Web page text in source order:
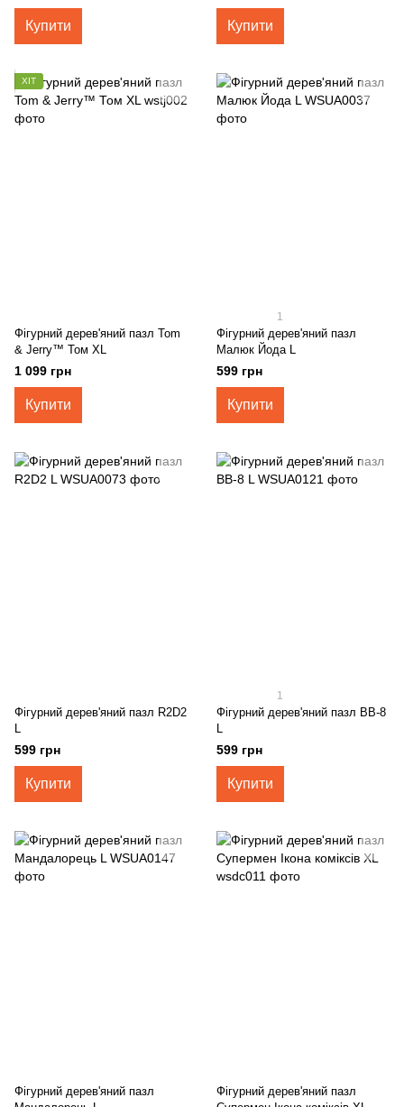
Купити Купити
ХІТ
Фігурний дерев'яний пазл Tom
& Jerry™ Том XL
1 099 грн
Купити
1
Фігурний дерев'яний пазл
Малюк Йода L
599 грн
Купити
Фігурний дерев'яний пазл R2D2
599 грн
Купити
1
Фігурний дерев'яний пазл BB-8
599 грн
Купити
Фігурний дерев'яний пазл
Фігурний дерев'яний пазл